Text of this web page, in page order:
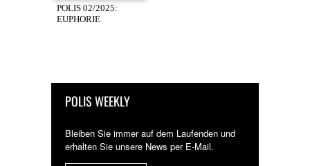
POLIS 02/2025:
EUPHORIE
POLIS WEEKLY
Bleiben Sie immer auf dem Laufenden und
erhalten Sie unsere News per E-Mail.